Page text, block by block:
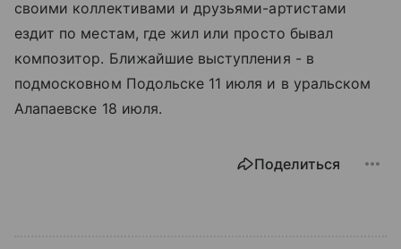
своими коллективами и друзьями-артистами
ездит по местам, где жил или просто бывал
композитор. Ближайшие выступления - в
подмосковном Подольске 11 июля и в уральском
Алапаевске 18 июля.
Поделиться